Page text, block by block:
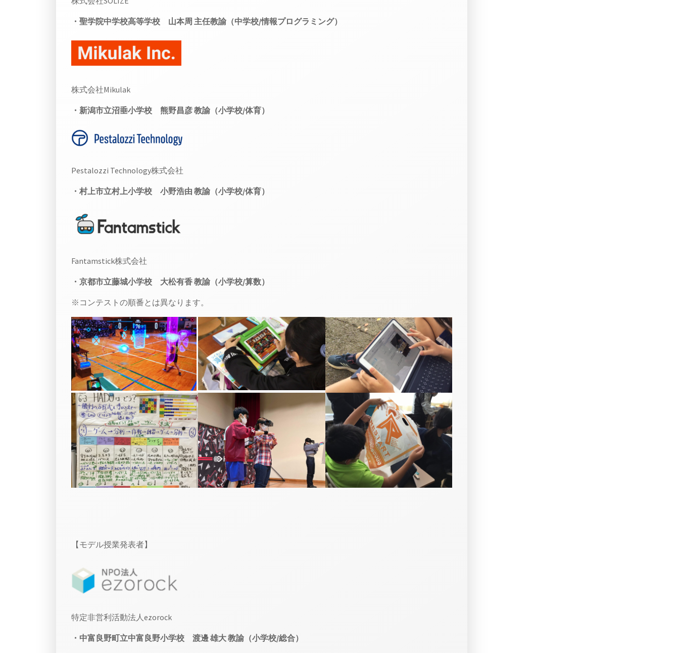
・聖学院中学校高等学校 山本周 主任教諭（中学校/情報プログラミング）
株式会社Mikulak
・新潟市立沼垂小学校 熊野昌彦 教諭（小学校/体育）
Pestalozzi Technology株式会社
・村上市立村上小学校 小野浩由 教諭（小学校/体育）
Fantamstick株式会社
・京都市立藤城小学校 大松有香 教諭（小学校/算数）
※コンテストの順番とは異なります。
【モデル授業発表者】
特定非営利活動法人ezorock
・中富良野町立中富良野小学校 渡邊 雄大 教諭（小学校/総合）